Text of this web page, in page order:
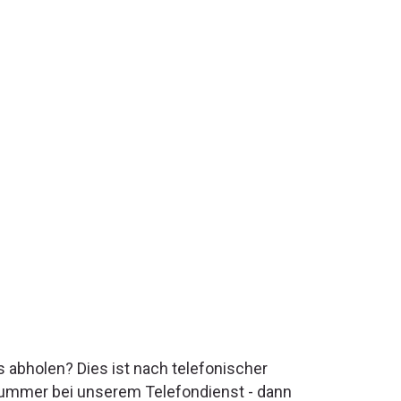
abholen? Dies ist nach telefonischer
bei unserem Telefondienst - dann